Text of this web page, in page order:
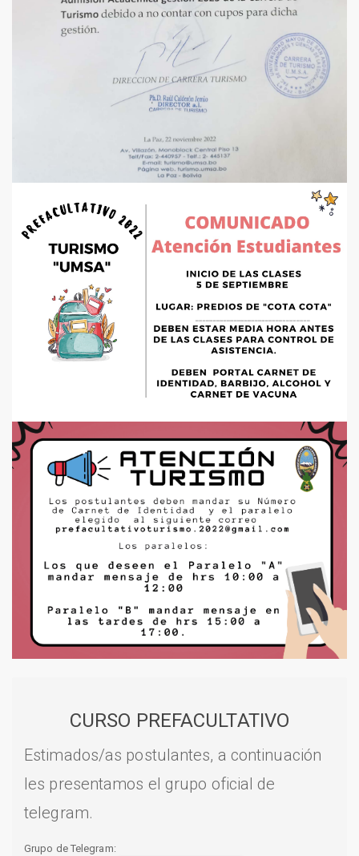
CURSO PREFACULTATIVO
Estimados/as postulantes, a continuación
les presentamos el grupo oficial de
telegram.
Grupo de Telegram: